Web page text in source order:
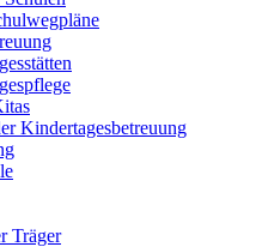
Kindertagesbetreuung
Träger